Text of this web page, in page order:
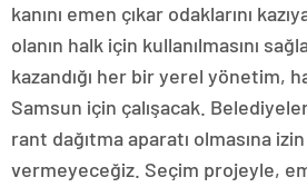
kanını emen çıkar odaklarını
olanın halk için kullanılmasını
kazandığı her bir yerel yönetim,
Samsun için çalışacak.
rant dağıtma aparatı olmasına izin
vermeyeceğiz. Seçim projeyle,